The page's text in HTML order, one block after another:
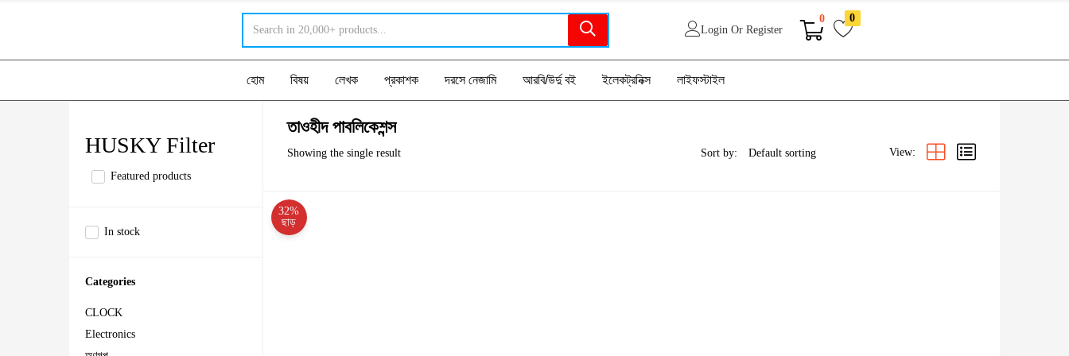
Login Or Register
0 0
হোম বিষয় লেখক প্রকাশক দরসে নেজামি আরবি/উর্দু বই ইলেকট্রনিক্স লাইফস্টাইল
HUSKY Filter
Featured products
In stock
Categories
CLOCK
Electronics
তাওহীদ পাবলিকেশন্স
Showing the single result Sort by: View:
32%
ছাড়